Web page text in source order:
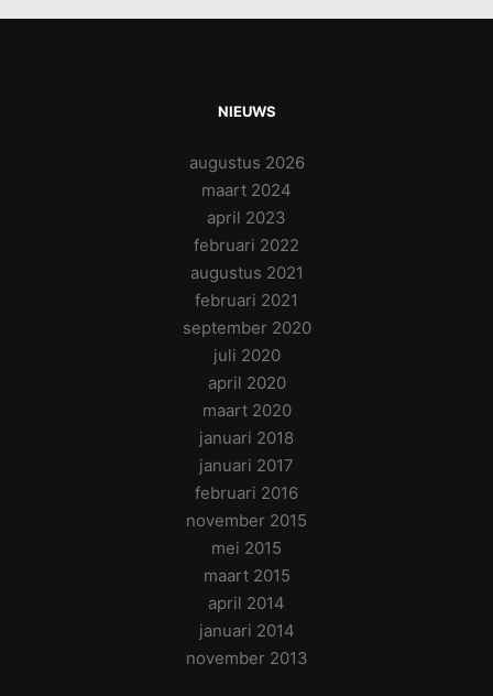
NIEUWS
augustus 2026
maart 2024
april 2023
februari 2022
augustus 2021
februari 2021
september 2020
juli 2020
april 2020
maart 2020
januari 2018
januari 2017
februari 2016
november 2015
mei 2015
maart 2015
april 2014
januari 2014
november 2013